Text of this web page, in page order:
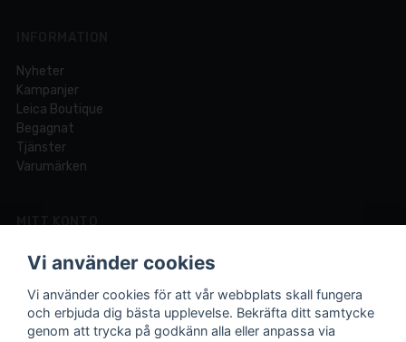
Nyheter
Kampanjer
Leica Boutique
Begagnat
Tjänster
Varumärken
MITT KONTO
Logga in
Registrera dig
Glömt lösenord?
Vi använder cookies
Vi använder cookies för att vår webbplats skall fungera
och erbjuda dig bästa upplevelse. Bekräfta ditt samtycke
genom att trycka på godkänn alla eller anpassa via